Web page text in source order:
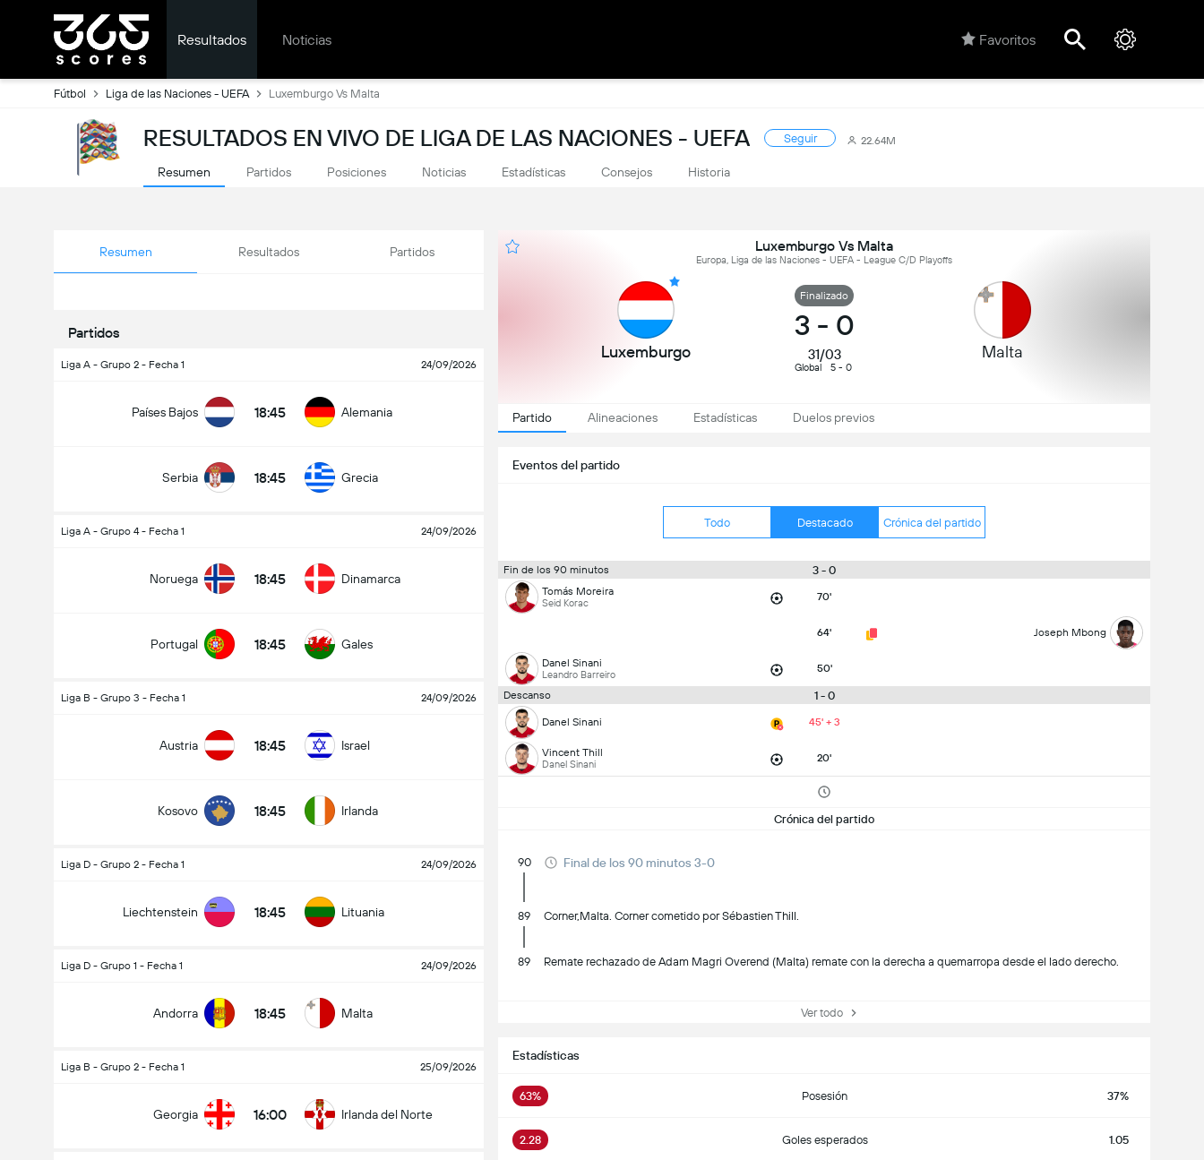
Resultados Noticias Favoritos
Fútbol Liga de las Naciones - UEFA Luxemburgo Vs Malta
RESULTADOS EN VIVO DE LIGA DE LAS NACIONES - UEFA Seguir 22.64M
Resumen Partidos Posiciones Noticias Estadísticas Consejos Historia
Resumen Resultados Partidos
Partidos
Liga A - Grupo 2 - Fecha 1 24/09/2026
Países Bajos 18:45 Alemania
Serbia 18:45 Grecia
Liga A - Grupo 4 - Fecha 1 24/09/2026
Noruega 18:45 Dinamarca
Portugal 18:45 Gales
Liga B - Grupo 3 - Fecha 1 24/09/2026
Austria 18:45 Israel
Kosovo 18:45 Irlanda
Liga D - Grupo 2 - Fecha 1 24/09/2026
Liechtenstein 18:45 Lituania
Liga D - Grupo 1 - Fecha 1 24/09/2026
Andorra 18:45 Malta
Liga B - Grupo 2 - Fecha 1 25/09/2026
Georgia 16:00 Irlanda del Norte
Luxemburgo Vs Malta
Europa, Liga de las Naciones - UEFA - League C/D Playoffs
Luxemburgo
Finalizado
3 - 0
31/03
Global 5 - 0
Malta
Partido Alineaciones Estadísticas Duelos previos
Eventos del partido
Todo Destacado Crónica del partido
Fin de los 90 minutos 3 - 0
Tomás Moreira
Seid Korac 70'
64' Joseph Mbong
Danel Sinani
Leandro Barreiro 50'
Descanso 1 - 0
Danel Sinani 45' + 3
Vincent Thill
Danel Sinani 20'
Crónica del partido
90 Final de los 90 minutos 3-0
89 Corner,Malta. Corner cometido por Sébastien Thill.
89 Remate rechazado de Adam Magri Overend (Malta) remate con la derecha a quemarropa desde el lado derecho.
Ver todo
Estadísticas
63% Posesión 37%
2.28 Goles esperados 1.05